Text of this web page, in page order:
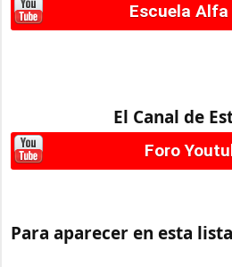
Escuela Alfa
El Canal de
Foro
Para aparecer en esta